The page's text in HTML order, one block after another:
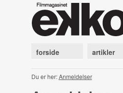
forside artikler
Du er her:Anmeldelser